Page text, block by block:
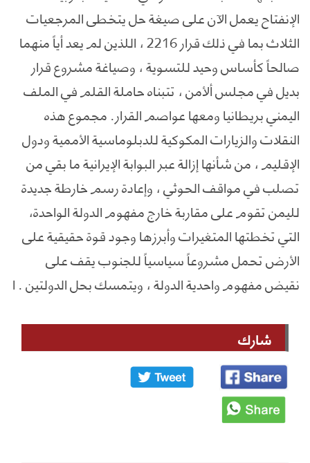
الإنفتاح يعمل الآن على صيغة حل يتخطى المرجعيات
الثلاث بما في ذلك قرار 2216 ، اللذين لم يعد أياً منهما
صالحاً كأساس وحيد للتسوية ، وصياغة مشروع قرار
بديل في مجلس ألأمن ، تتبناه حاملة القلم في الملف
اليمني بريطانيا ومعها عواصم القرار. مجموع هذه
النقلات والزيارات المكوكية للدبلوماسية الأممية ودول
الإقليم ، من شأنها إزالة عبر البوابة الإيرانية ما بقي من
تصلب في مواقف الحوثي ، وإعادة رسم خارطة جديدة
لليمن تقوم على مقاربة خارج مفهوم الدولة الواحدة،
التي تخطتها المتغيرات وأبرزها وجود قوة حقيقية على
الأرض تحمل مشروعاً سياسياً للجنوب يقف على
نقيض مفهوم واحدية الدولة ، ويتمسك بحل الدولتين . ا
شارك